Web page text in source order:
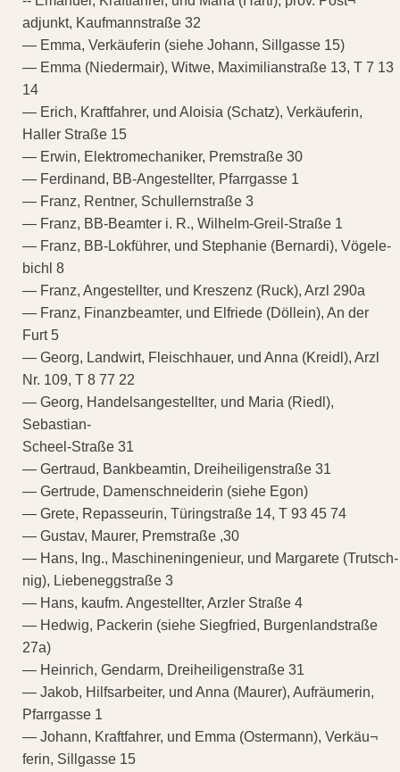
adjunkt, Kaufmannstraße 32
— Emma, Verkäuferin (siehe Johann, Sillgasse 15)
— Emma (Niedermair), Witwe, Maximilianstraße 13, T 7 13
14
— Erich, Kraftfahrer, und Aloisia (Schatz), Verkäuferin,
Haller Straße 15
— Erwin, Elektromechaniker, Premstraße 30
— Ferdinand, BB-Angestellter, Pfarrgasse 1
— Franz, Rentner, Schullernstraße 3
— Franz, BB-Beamter i. R., Wilhelm-Greil-Straße 1
— Franz, BB-Lokführer, und Stephanie (Bernardi), Vögele-
bichl 8
— Franz, Angestellter, und Kreszenz (Ruck), Arzl 290a
— Franz, Finanzbeamter, und Elfriede (Döllein), An der
Furt 5
— Georg, Landwirt, Fleischhauer, und Anna (Kreidl), Arzl
Nr. 109, T 8 77 22
— Georg, Handelsangestellter, und Maria (Riedl),
Sebastian-
Scheel-Straße 31
— Gertraud, Bankbeamtin, Dreiheiligenstraße 31
— Gertrude, Damenschneiderin (siehe Egon)
— Grete, Repasseurin, Türingstraße 14, T 93 45 74
— Gustav, Maurer, Premstraße ,30
— Hans, Ing., Maschineningenieur, und Margarete (Trutsch-
nig), Liebeneggstraße 3
— Hans, kaufm. Angestellter, Arzler Straße 4
— Hedwig, Packerin (siehe Siegfried, Burgenlandstraße
27a)
— Heinrich, Gendarm, Dreiheiligenstraße 31
— Jakob, Hilfsarbeiter, und Anna (Maurer), Aufräumerin,
Pfarrgasse 1
— Johann, Kraftfahrer, und Emma (Ostermann), Verkäu¬
ferin, Sillgasse 15